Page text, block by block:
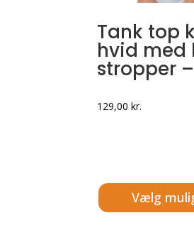
Tank top
hvid med
stropper
129,00 kr.
Vælg